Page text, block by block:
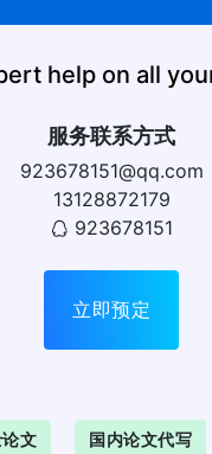
help on all
服务联系方式
923678151@qq.com
13128872179
923678151
立即预定
文 国内论文代写